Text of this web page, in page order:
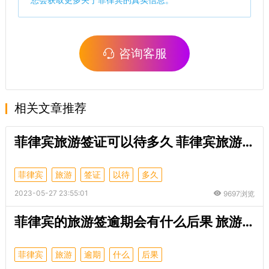
咨询客服
相关文章推荐
菲律宾旅游签证可以待多久 菲律宾旅游签证办理需要的材料
菲律宾 旅游 签证 以待 多久
2023-05-27 23:55:01 9697浏览
菲律宾的旅游签逾期会有什么后果 旅游签逾期分为几种情况
菲律宾 旅游 逾期 什么 后果